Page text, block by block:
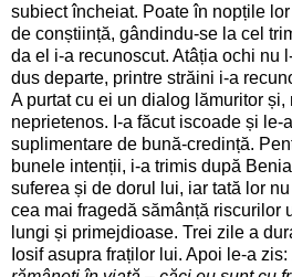
subiect încheiat. Poate în nopțile
de conștiință, gândindu-se la cel
da el i-a recunoscut. Atâția ochi nu
dus departe, printre străini i-a
A purtat cu ei un dialog lămuritor
neprietenos. I-a făcut iscoade și le-
suplimentare de bună-credință.
bunele intenții, i-a trimis după
suferea și de dorul lui, iar tată lor
cea mai fragedă sămânță riscurilor
lungi și primejdioase. Trei zile a
Iosif asupra fraților lui. Apoi le-a zis: